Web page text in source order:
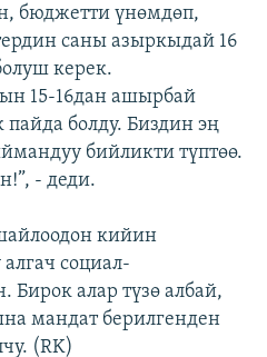
бюджетти үнөмдөп,
саны азыркыдай 16
керек.
15-16дан ашырбай
болду. Биздин эң
бийликти түптөө.
- деди.
кийин
социал-
Бирок алар түзө албай,
мандат берилгенден
(RK)